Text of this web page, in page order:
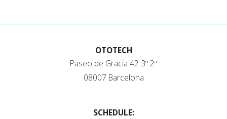
OTOTECH
Paseo de Gracia 42 3º 2ª
08007 Barcelona
SCHEDULE: